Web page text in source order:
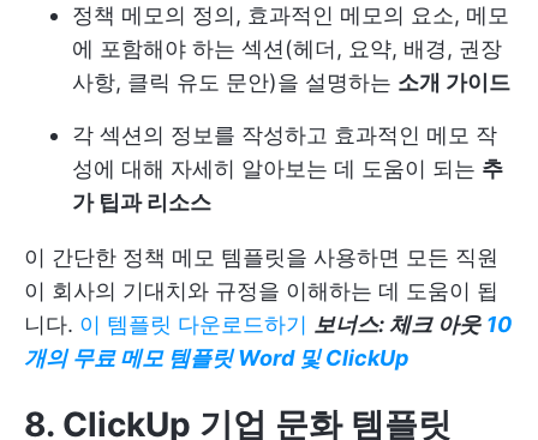
정책 메모의 정의, 효과적인 메모의 요소, 메모
에 포함해야 하는 섹션(헤더, 요약, 배경, 권장
사항, 클릭 유도 문안)을 설명하는 소개 가이드
각 섹션의 정보를 작성하고 효과적인 메모 작
성에 대해 자세히 알아보는 데 도움이 되는 추
가 팁과 리소스
이 간단한 정책 메모 템플릿을 사용하면 모든 직원
이 회사의 기대치와 규정을 이해하는 데 도움이 됩
니다. 이 템플릿 다운로드하기 보너스: 체크 아웃 10
개의 무료 메모 템플릿 Word 및 ClickUp
8. ClickUp 기업 문화 템플릿